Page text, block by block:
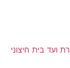
ועד בית חיצוני